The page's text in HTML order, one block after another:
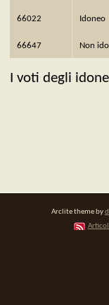
66022 Idoneo
66647 Non
I voti degli
Arclite theme by